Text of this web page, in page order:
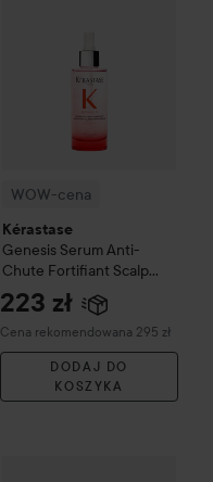
WOW-cena
Kérastase
Genesis Serum Anti-
Chute Fortifiant Scalp
Serum
90 ml
223 zł
Cena rekomendowana 295 zł
Zalecana cena 295 zł
DODAJ DO
KOSZYKA